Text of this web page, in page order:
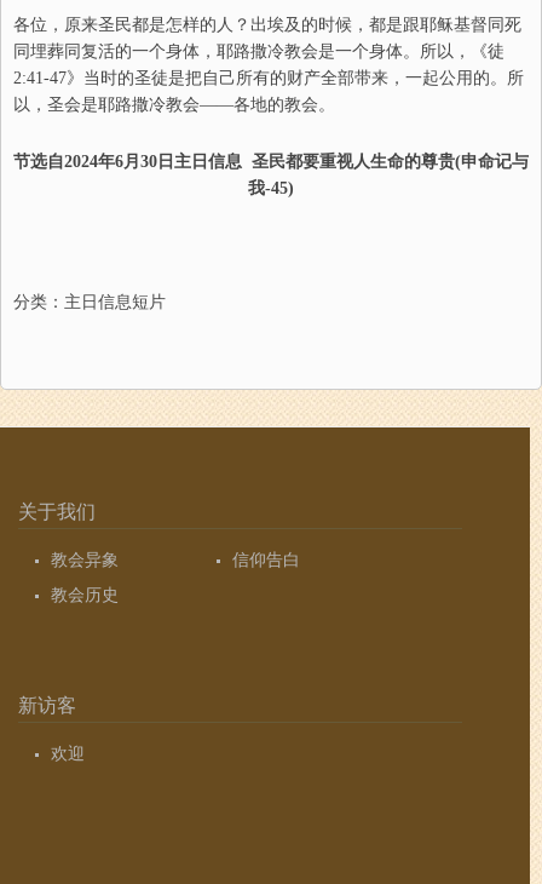
各位，原来圣民都是怎样的 人 ？出埃及的时候，都是跟耶稣基督同死
同埋葬同复活的一个身体，耶路撒冷教会是一个身体。所以，《徒
2:41-47》当时的圣徒是把自己所有的财产全部带来，一起公用的。 所
以， 圣会是耶路撒冷教会——各地的教会。
节选自2024年6月 30 日 主日信息 圣民都要重视人生命的尊贵(申命记与
我-45)
分类： 主日信息短片
关于我们
教会异象
信仰告白
教会历史
新访客
欢迎